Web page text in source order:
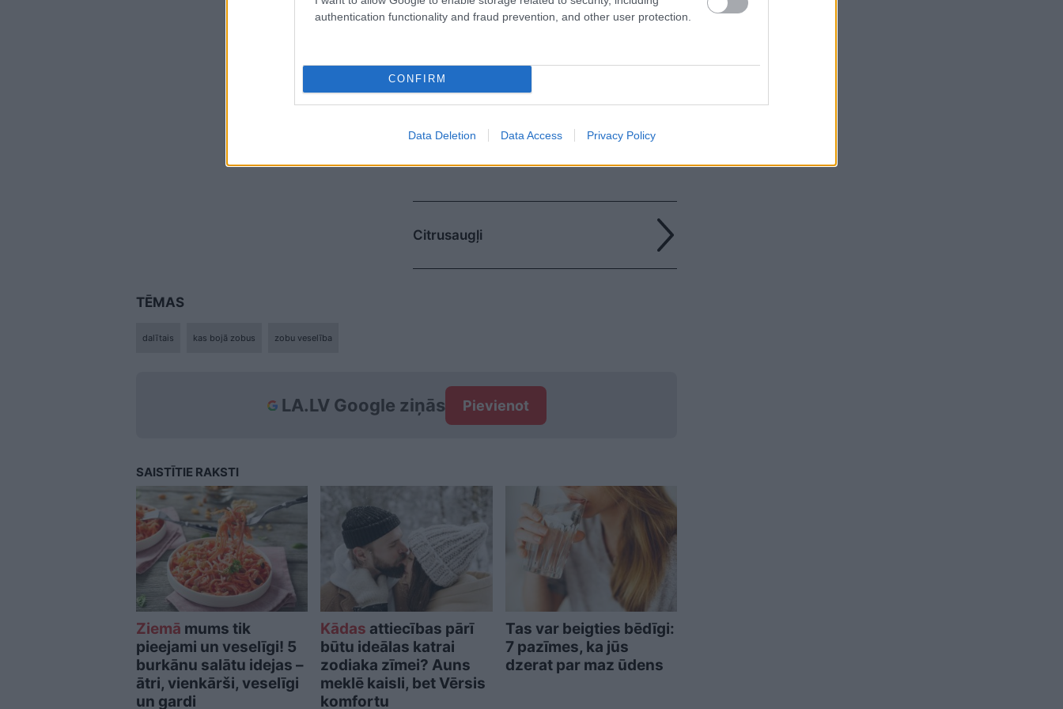
authentication functionality and fraud prevention, and other user protection.
CONFIRM
Data Deletion Data Access Privacy Policy
Citrusaugļi
TĒMAS
dalītais kas bojā zobus zobu veselība
LA.LV Google ziņās Pievienot
SAISTĪTIE RAKSTI
Ziemā mums tik
pieejami un veselīgi! 5
burkānu salātu idejas –
ātri, vienkārši, veselīgi
un gardi
Kādas attiecības pārī
būtu ideālas katrai
zodiaka zīmei? Auns
meklē kaisli, bet Vērsis
komfortu
Tas var beigties bēdīgi:
7 pazīmes, ka jūs
dzerat par maz ūdens